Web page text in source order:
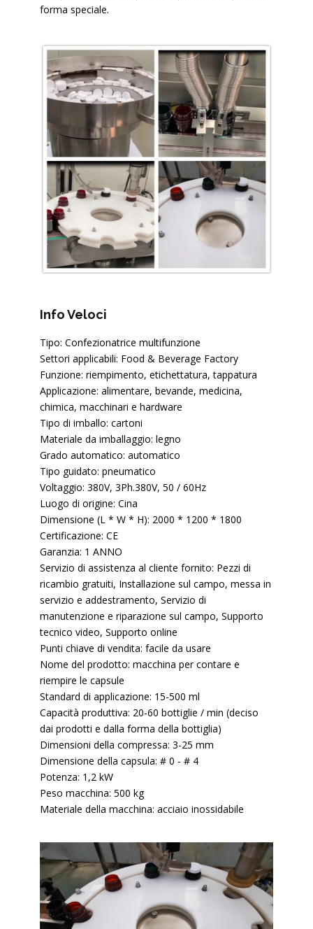
forma speciale.
Info Veloci
Tipo: Confezionatrice multifunzione
Settori applicabili: Food & Beverage Factory
Funzione: riempimento, etichettatura, tappatura
Applicazione: alimentare, bevande, medicina,
chimica, macchinari e hardware
Tipo di imballo: cartoni
Materiale da imballaggio: legno
Grado automatico: automatico
Tipo guidato: pneumatico
Voltaggio: 380V, 3Ph.380V, 50 / 60Hz
Luogo di origine: Cina
Dimensione (L * W * H): 2000 * 1200 * 1800
Certificazione: CE
Garanzia: 1 ANNO
Servizio di assistenza al cliente fornito: Pezzi di
ricambio gratuiti, Installazione sul campo, messa in
servizio e addestramento, Servizio di
manutenzione e riparazione sul campo, Supporto
tecnico video, Supporto online
Punti chiave di vendita: facile da usare
Nome del prodotto: macchina per contare e
riempire le capsule
Standard di applicazione: 15-500 ml
Capacità produttiva: 20-60 bottiglie / min (deciso
dai prodotti e dalla forma della bottiglia)
Dimensioni della compressa: 3-25 mm
Dimensione della capsula: # 0 - # 4
Potenza: 1,2 kW
Peso macchina: 500 kg
Materiale della macchina: acciaio inossidabile